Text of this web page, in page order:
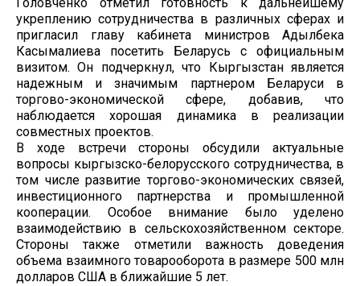
укреплению сотрудничества в различных сферах и
пригласил главу кабинета министров Адылбека
Касымалиева посетить Беларусь с официальным
визитом. Он подчеркнул, что Кыргызстан является
надежным и значимым партнером Беларуси в
торгово-экономической сфере, добавив, что
наблюдается хорошая динамика в реализации
совместных проектов.
В ходе встречи стороны обсудили актуальные
вопросы кыргызско-белорусского сотрудничества, в
том числе развитие торгово-экономических связей,
инвестиционного партнерства и промышленной
кооперации. Особое внимание было уделено
взаимодействию в сельскохозяйственном секторе.
Стороны также отметили важность доведения
объема взаимного товарооборота в размере 500 млн
долларов США в ближайшие 5 лет.